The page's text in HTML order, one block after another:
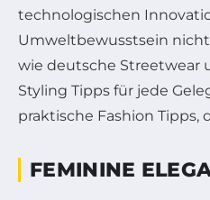
technologischen
Umweltbewusstsein nicht
wie deutsche Streetwear
Styling Tipps für jede
praktische Fashion
FEMININE